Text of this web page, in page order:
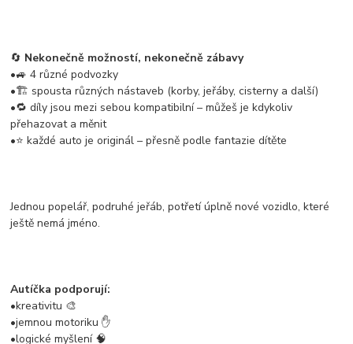
🔄 Nekonečně možností, nekonečně zábavy
•🚙 4 různé podvozky
•🏗️ spousta různých nástaveb (korby, jeřáby, cisterny a další)
•🔁 díly jsou mezi sebou kompatibilní – můžeš je kdykoliv
přehazovat a měnit
•⭐ každé auto je originál – přesně podle fantazie dítěte
Jednou popelář, podruhé jeřáb, potřetí úplně nové vozidlo, které
ještě nemá jméno.
Autíčka podporují:
•kreativitu 🎨
•jemnou motoriku ✋
•logické myšlení 🧠